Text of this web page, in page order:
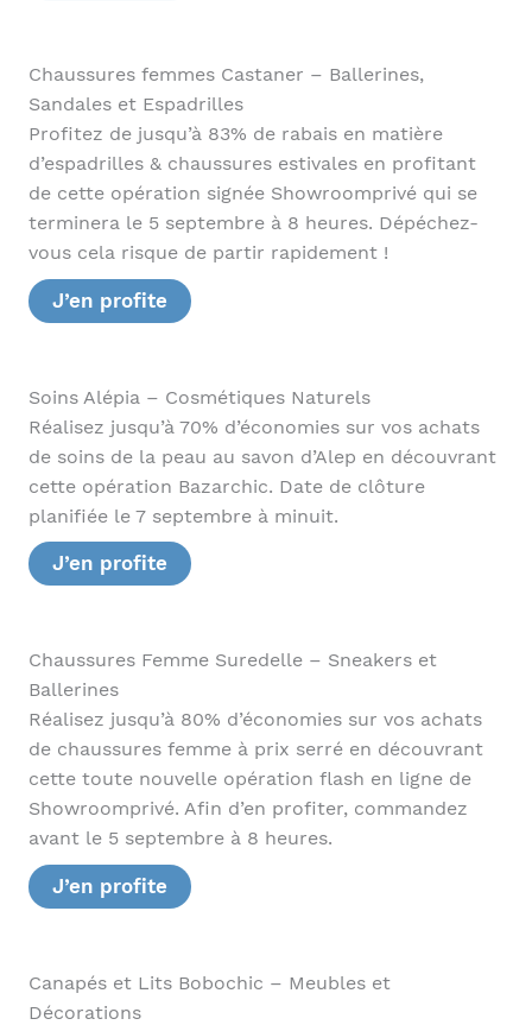
Chaussures femmes Castaner – Ballerines,
Sandales et Espadrilles
Profitez de jusqu’à 83% de rabais en matière
d’espadrilles & chaussures estivales en profitant
de cette opération signée Showroomprivé qui se
terminera le 5 septembre à 8 heures. Dépéchez-
vous cela risque de partir rapidement !
J’en profite
Soins Alépia – Cosmétiques Naturels
Réalisez jusqu’à 70% d’économies sur vos achats
de soins de la peau au savon d’Alep en découvrant
cette opération Bazarchic. Date de clôture
planifiée le 7 septembre à minuit.
J’en profite
Chaussures Femme Suredelle – Sneakers et
Ballerines
Réalisez jusqu’à 80% d’économies sur vos achats
de chaussures femme à prix serré en découvrant
cette toute nouvelle opération flash en ligne de
Showroomprivé. Afin d’en profiter, commandez
avant le 5 septembre à 8 heures.
J’en profite
Canapés et Lits Bobochic – Meubles et
Décorations